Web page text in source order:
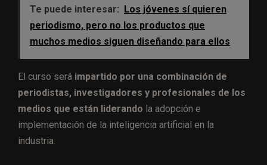
Te puede interesar: Los jóvenes sí quieren
periodismo, pero no los productos que
muchos medios siguen diseñando para ellos
El curso será impartido por una combinación de
periodistas, investigadores y profesionales de los
medios que están liderando la adopción e
implementación de la inteligencia artificial en la
industria.